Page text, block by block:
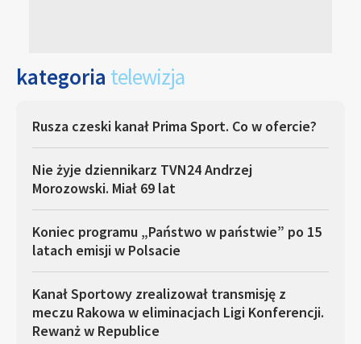
kategoria telewizja
Rusza czeski kanał Prima Sport. Co w ofercie?
Nie żyje dziennikarz TVN24 Andrzej
Morozowski. Miał 69 lat
Koniec programu „Państwo w państwie” po 15
latach emisji w Polsacie
Kanał Sportowy zrealizował transmisję z
meczu Rakowa w eliminacjach Ligi Konferencji.
Rewanż w Republice